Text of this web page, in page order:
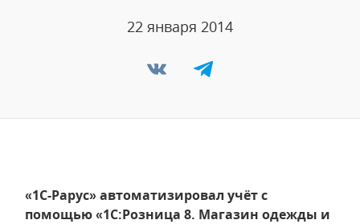
22 января 2014
«1С-Рарус» автоматизировал учёт с
помощью «1С:Розница 8. Магазин одежды и